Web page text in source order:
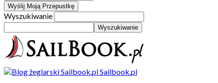
Wyszukiwanie
Sailbook.pl